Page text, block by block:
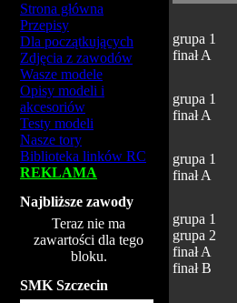
Strona główna
Przepisy
Dla początkujących
Zdjęcia z zawodów
Wasze modele
Opisy modeli i
akcesoriów
Testy modeli
Nasze tory
Biblioteka linków RC
REKLAMA
Najbliższe zawody
Teraz nie ma
zawartości dla tego
bloku.
SMK Szczecin
grupa 1
finał A
grupa 1
finał A
grupa 1
finał A
grupa 1
grupa 2
finał A
finał B